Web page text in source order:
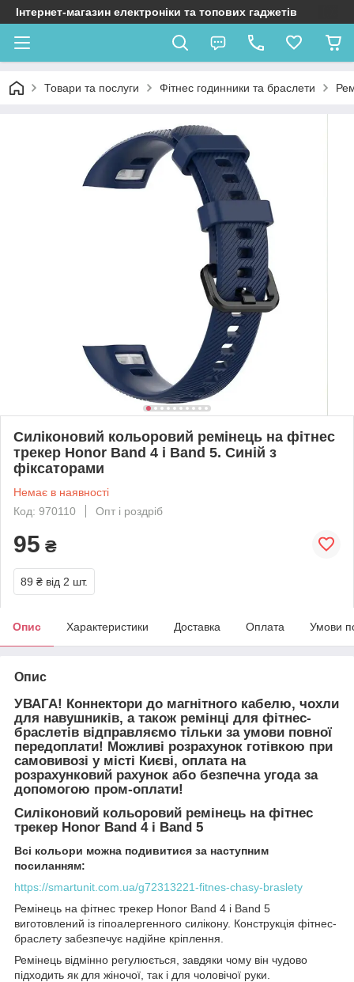
Інтернет-магазин електроніки та топових гаджетів
Товари та послуги Фітнес годинники та браслети
Силіконовий кольоровий ремінець на фітнес
трекер Honor Band 4 і Band 5. Синій з
фіксаторами
Немає в наявності
Код: 970110
Опт і роздріб
95 ₴
89 ₴ від 2 шт.
Опис Характеристики Доставка Оплата Умови
Опис
УВАГА! Коннектори до магнітного кабелю, чохли
для навушників, а також ремінці для фітнес-
браслетів відправляємо тільки за умови повної
передоплати! Можливі розрахунок готівкою при
самовивозі у місті Києві, оплата на
розрахунковий рахунок або безпечна угода за
допомогою пром-оплати!
Силіконовий кольоровий ремінець на фітнес
трекер Honor Band 4 і Band 5
Всі кольори можна подивитися за наступним
посиланням:
https://smartunit.com.ua/g72313221-fitnes-chasy-braslety
Ремінець на фітнес трекер Honor Band 4 і Band 5
виготовлений із гіпоалергенного силікону. Конструкція фітнес-
браслету забезпечує надійне кріплення.
Ремінець відмінно регулюється, завдяки чому він чудово
підходить як для жіночої, так і для чоловічої руки.